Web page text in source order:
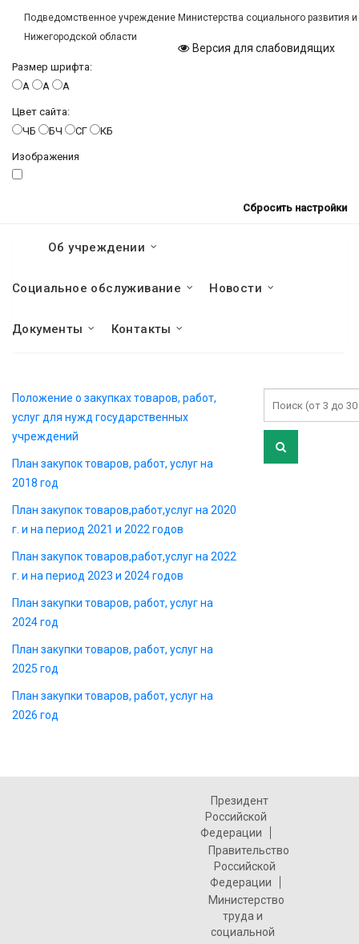
Подведомственное учреждение Министерства социального развития
Нижегородской области
Версия для слабовидящих
Размер шрифта:
A
A A
Цвет сайта:
ЧБ
БЧ СГ КБ
Изображения
Сбросить настройки
Об учреждении
Социальное обслуживание Новости
Документы Контакты
Положение о закупках товаров, работ,
услуг для нужд государственных
учреждений
План закупок товаров, работ, услуг на
2018 год
План закупок товаров,работ,услуг на 2020
г. и на период 2021 и 2022 годов
План закупок товаров,работ,услуг на 2022
г. и на период 2023 и 2024 годов
План закупки товаров, работ, услуг на
2024 год
План закупки товаров, работ, услуг на
2025 год
План закупки товаров, работ, услуг на
2026 год
Президент
Российской
Федерации
Правительство
Российской
Федерации
Министерство
труда и
социальной